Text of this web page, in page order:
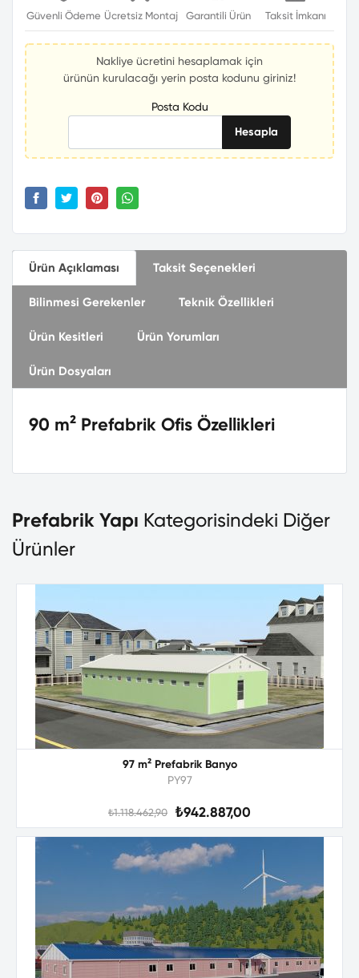
Güvenli Ödeme Ücretsiz Montaj Garantili Ürün Taksit İmkanı
Nakliye ücretini hesaplamak için
ürünün kurulacağı yerin posta kodunu giriniz!
Posta Kodu
Hesapla
Ürün Açıklaması Taksit Seçenekleri
Bilinmesi Gerekenler Teknik Özellikleri
Ürün Kesitleri Ürün Yorumları
Ürün Dosyaları
90 m² Prefabrik Ofis Özellikleri
Prefabrik Yapı Kategorisindeki Diğer
Ürünler
97 m² Prefabrik Banyo
PY97
₺1.118.462,90 ₺942.887,00